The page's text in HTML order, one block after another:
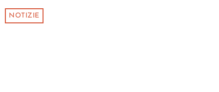
NOTIZIE